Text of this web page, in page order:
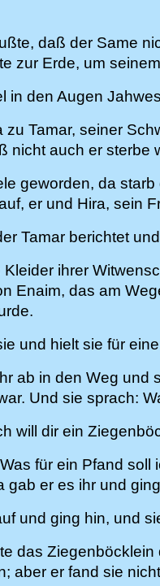
daß der Same
zur Erde, um
in den Augen
zu Tamar, seiner
nicht auch er sterbe
geworden, da
er und Hira, sein
Tamar berichtet
ihrer
Enaim, das am
und hielt sie für
ab in den Weg und
Und sie sprach:
will dir ein
für ein Pfand
gab er es ihr und
und ging hin, und
das
aber er fand sie